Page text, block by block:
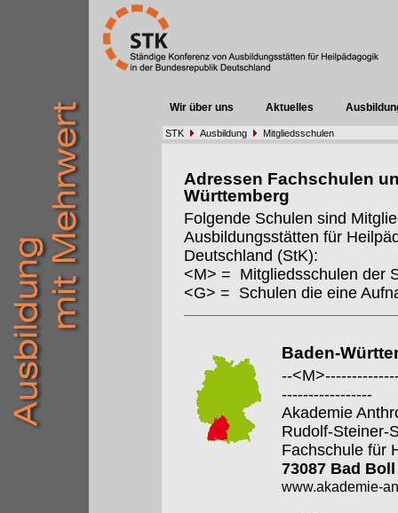
Wir über uns Aktuelles
STK Ausbildung Mitgliedsschulen
Adressen Fachschulen
Württemberg
Folgende Schulen sind
Ausbildungsstätten für
Deutschland (StK):
<M> = Mitgliedsschulen der
<G> = Schulen die eine
Baden-
--
-----------------
Akademie
Rudolf-Steiner-
Fachschule für
73087 Bad Boll
www.akademie-